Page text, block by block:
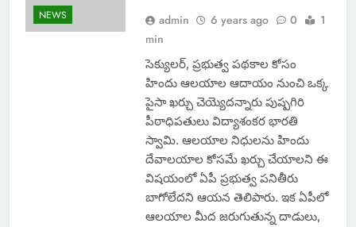
NEWS admin 6 years ago 0
1
min
సెక్యులర్, ప్రభుత్వ పథకాల కోసం
హిందు ఆలయాల ఆదాయం నుంచి ఒక్క
పైసా ఖర్చు చెయ్యెదన్నారు పుష్పగిరి
పీఠాధిపతులు విద్యాశంకర భారతి
స్వామి. ఆలయాల నిధులను హిందు
దేవాలయాల కోసమే ఖర్చు చేయాలని ఈ
విషయంలో ఏపీ ప్రభుత్వ పనితీరు
బాగోలేదని ఆయన తెలిపారు. ఇక ఏపీలో
ఆలయాల మీద జరుగుతున్న దాడులు,